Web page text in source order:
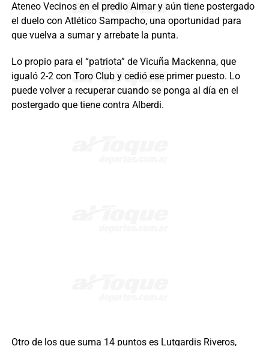
Ateneo Vecinos en el predio Aimar y aún tiene postergado
el duelo con Atlético Sampacho, una oportunidad para
que vuelva a sumar y arrebate la punta.
Lo propio para el “patriota” de Vicuña Mackenna, que
igualó 2-2 con Toro Club y cedió ese primer puesto. Lo
puede volver a recuperar cuando se ponga al día en el
postergado que tiene contra Alberdi.
Otro de los que suma 14 puntos es Lutgardis Riveros,